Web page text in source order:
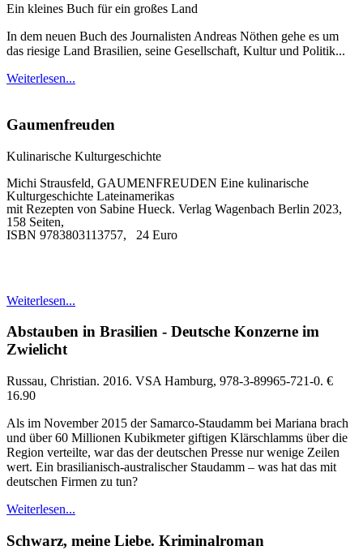
Ein kleines Buch für ein großes Land
In dem neuen Buch des Journalisten Andreas Nöthen gehe es um
das riesige Land Brasilien, seine Gesellschaft, Kultur und Politik...
Weiterlesen...
Gaumenfreuden
Kulinarische Kulturgeschichte
Michi Strausfeld, GAUMENFREUDEN Eine kulinarische
Kulturgeschichte Lateinamerikas
mit Rezepten von Sabine Hueck. Verlag Wagenbach Berlin 2023,
158 Seiten,
ISBN 9783803113757, 24 Euro
Weiterlesen...
Abstauben in Brasilien - Deutsche Konzerne im
Zwielicht
Russau, Christian. 2016. VSA Hamburg, 978-3-89965-721-0. €
16.90
Als im November 2015 der Samarco-Staudamm bei Mariana brach
und über 60 Millionen Kubikmeter giftigen Klärschlamms über die
Region verteilte, war das der deutschen Presse nur wenige Zeilen
wert. Ein brasilianisch-australischer Staudamm – was hat das mit
deutschen Firmen zu tun?
Weiterlesen...
Schwarz, meine Liebe. Kriminalroman